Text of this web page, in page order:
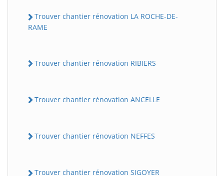
Trouver chantier rénovation LA ROCHE-DE-
RAME
Trouver chantier rénovation RIBIERS
Trouver chantier rénovation ANCELLE
Trouver chantier rénovation NEFFES
Trouver chantier rénovation SIGOYER